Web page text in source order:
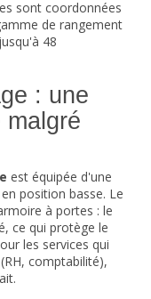
sont coordonnées
de rangement
48
: une
malgré
est équipée d'une
position basse. Le
à portes : le
ce qui protège le
les services qui
comptabilité),